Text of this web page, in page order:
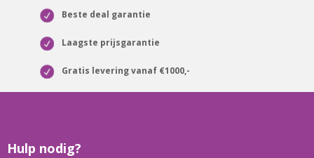
Beste deal garantie
Laagste prijsgarantie
Gratis levering vanaf €1000,-
Hulp nodig?